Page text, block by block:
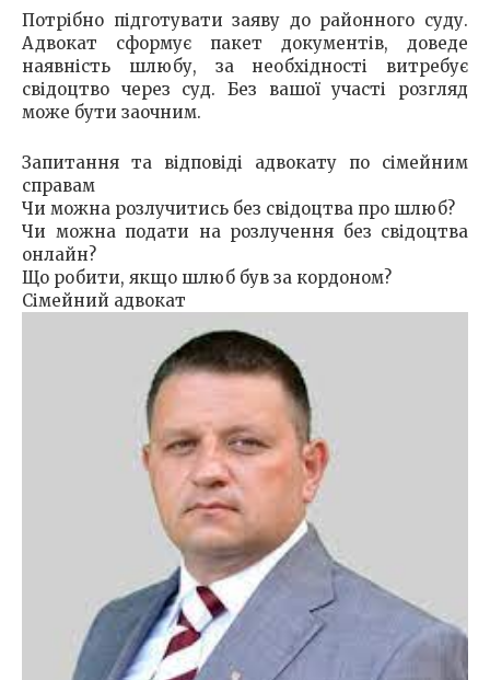
Потрібно підготувати заяву до районного суду.
Адвокат сформує пакет документів, доведе
наявність шлюбу, за необхідності витребує
свідоцтво через суд. Без вашої участі розгляд
може бути заочним.
Запитання та відповіді адвокату по сімейним
справам
Чи можна розлучитись без свідоцтва про шлюб?
Чи можна подати на розлучення без свідоцтва
онлайн?
Що робити, якщо шлюб був за кордоном?
Сімейний адвокат